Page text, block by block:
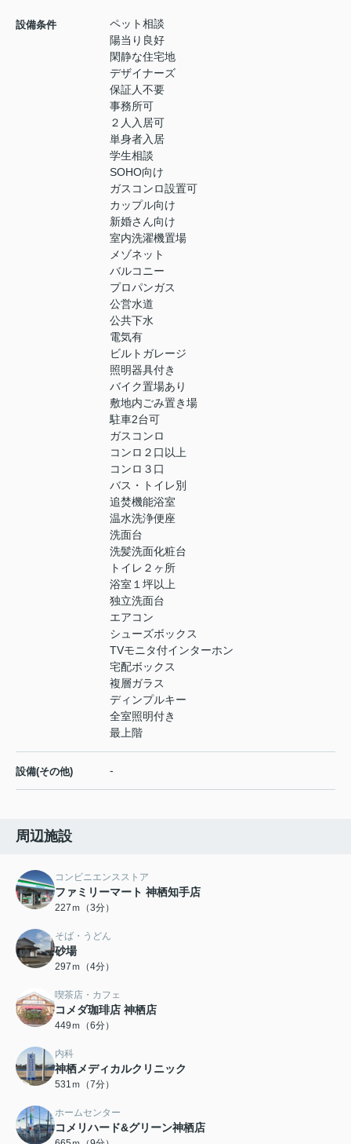
設備条件
ペット相談
陽当り良好
閑静な住宅地
デザイナーズ
保証人不要
事務所可
２人入居可
単身者入居
学生相談
SOHO向け
ガスコンロ設置可
カップル向け
新婚さん向け
室内洗濯機置場
メゾネット
バルコニー
プロパンガス
公営水道
公共下水
電気有
ビルトガレージ
照明器具付き
バイク置場あり
敷地内ごみ置き場
駐車2台可
ガスコンロ
コンロ２口以上
コンロ３口
バス・トイレ別
追焚機能浴室
温水洗浄便座
洗面台
洗髪洗面化粧台
トイレ２ヶ所
浴室１坪以上
独立洗面台
エアコン
シューズボックス
TVモニタ付インターホン
宅配ボックス
複層ガラス
ディンプルキー
全室照明付き
最上階
設備(その他) -
周辺施設
コンビニエンスストア
ファミリーマート 神栖知手店
227ｍ（3分）
そば・うどん
砂場
297ｍ（4分）
喫茶店・カフェ
コメダ珈琲店 神栖店
449ｍ（6分）
内科
神栖メディカルクリニック
531ｍ（7分）
ホームセンター
コメリハード&グリーン神栖店